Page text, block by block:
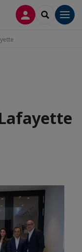
CONNEXION